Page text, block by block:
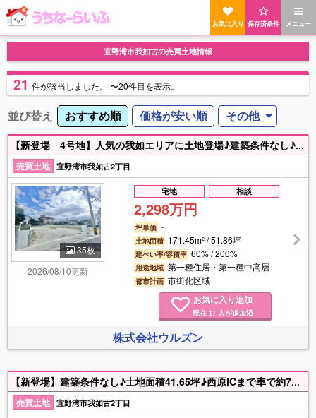
メニュー
保存済条件
お気に入り
宜野湾市我如古の売買土地情報
21 件が該当しました。 〜20件目を表示。
並び替え おすすめ順 価格が安い順 その他
【新登場 4号地】人気の我如エリアに土地登場♪建築条件なし♪4区画分譲・早くも残り3区画♪西原ICまで車で約5分♪小学校・中学校徒歩圏内♪周辺には飲食店や商業施設も充実♪交通アクセス良好♪子育て中のご家庭やセカンドライフを楽しみたい方にもおすすめです♪ ご予算やライフスタイルに合わせたご提案が可能です♪ 駐車スペースも確保しやすく、お車をお持ちの方も安心です♪土日祝・平日夜もご案内可能！有資格スタッフが住宅ローンや購入の流れまで丁寧にサポート♪「買いたい」「売りたい」もお気軽に【ウルズン】へご相談ください♪
売買土地 宜野湾市我如古2丁目
35枚
2026/08/10更新
宅地 相談
2,298万円
坪単価 -
土地面積 171.45m² / 51.86坪
建ぺい率/容積率 60% / 200%
用途地域 第一種住居・第一種中高層
都市計画 市街化区域
お気に入り追加
現在 17 人が追加済
株式会社ウルズン
【新登場】建築条件なし♪土地面積41.65坪♪西原ICまで車で約7分♪角地♪交通アクセス良好♪駐車スペースも確保しやすく、お車をお持ちの方も安心です♪子育て中のご家庭やセカンドライフを楽しみたい方にもおすすめです♪ ご予算やライフスタイルに合わせたご提案が可能です♪ ♪定休日なし！土日祝も、平日お仕事帰りでもスピード対応！資格保有のプロがあなたをサポート♪「買いたい」「売りたい」もお気軽に【ウルズン】へご相談ください♪
売買土地 宜野湾市我如古2丁目